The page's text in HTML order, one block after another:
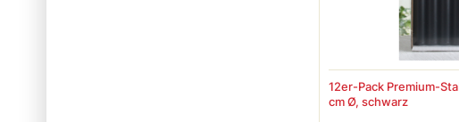
12er-Pack Premium-
cm Ø, schwarz